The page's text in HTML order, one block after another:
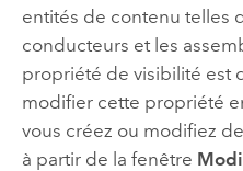
entités de contenu telles
conducteurs et les
propriété de visibilité est
modifier cette propriété
vous créez ou modifiez
à partir de la fenêtre